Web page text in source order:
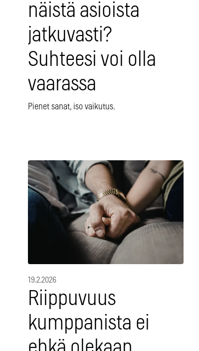
näistä asioista
jatkuvasti?
Suhteesi voi olla
vaarassa
Pienet sanat, iso vaikutus.
19.2.2026
Riippuvuus
kumppanista ei